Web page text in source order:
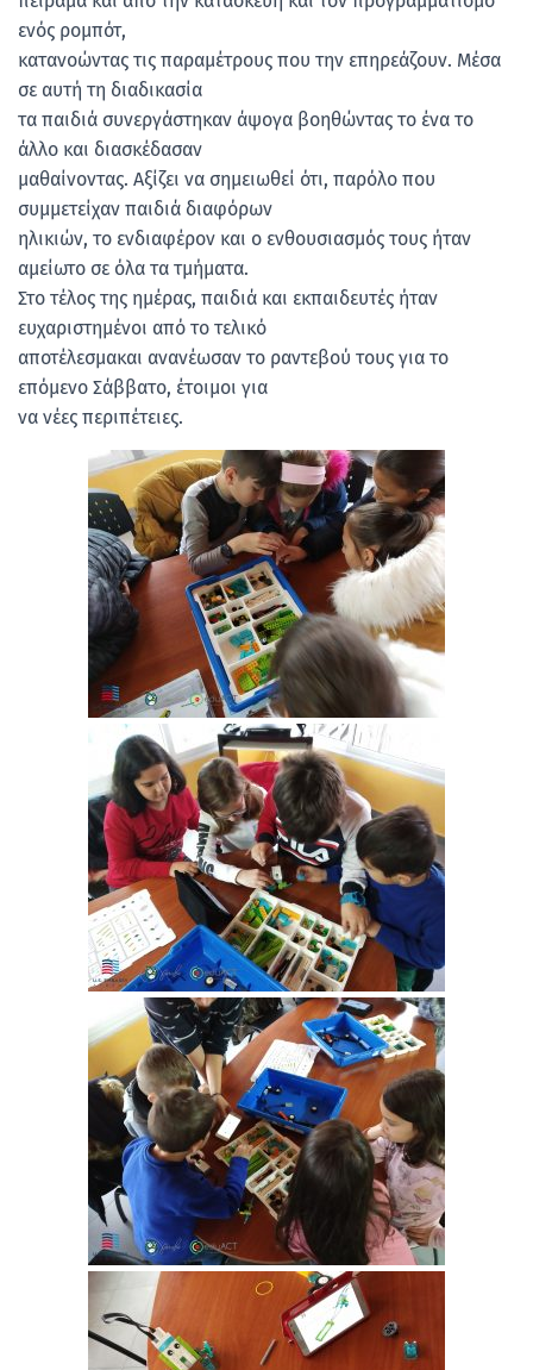
ενός ρομπότ,
κατανοώντας τις παραμέτρους που την επηρεάζουν. Μέσα
σε αυτή τη διαδικασία
τα παιδιά συνεργάστηκαν άψογα βοηθώντας το ένα το
άλλο και διασκέδασαν
μαθαίνοντας. Αξίζει να σημειωθεί ότι, παρόλο που
συμμετείχαν παιδιά διαφόρων
ηλικιών, το ενδιαφέρον και ο ενθουσιασμός τους ήταν
αμείωτο σε όλα τα τμήματα.
Στο τέλος της ημέρας, παιδιά και εκπαιδευτές ήταν
ευχαριστημένοι από το τελικό
αποτέλεσμακαι ανανέωσαν το ραντεβού τους για το
επόμενο Σάββατο, έτοιμοι για
να νέες περιπέτειες.